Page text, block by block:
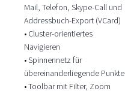
Mail, Telefon, Skype-Call und
Addressbuch-Export (VCard)
• Cluster-orientiertes
Navigieren
• Spinnennetz für
übereinanderliegende Punkte
• Toolbar mit Filter, Zoom